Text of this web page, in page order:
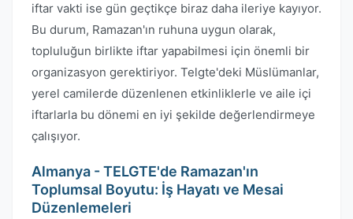
iftar vakti ise gün geçtikçe biraz daha ileriye kayıyor.
Bu durum, Ramazan'ın ruhuna uygun olarak,
topluluğun birlikte iftar yapabilmesi için önemli bir
organizasyon gerektiriyor. Telgte'deki Müslümanlar,
yerel camilerde düzenlenen etkinliklerle ve aile içi
iftarlarla bu dönemi en iyi şekilde değerlendirmeye
çalışıyor.
Almanya - TELGTE'de Ramazan'ın
Toplumsal Boyutu: İş Hayatı ve Mesai
Düzenlemeleri